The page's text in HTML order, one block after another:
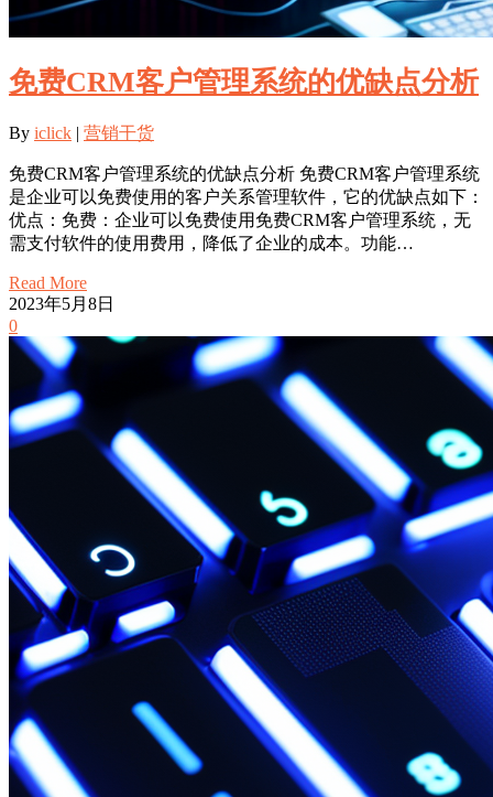
免费CRM客户管理系统的优缺点分析
By iclick | 营销干货
免费CRM客户管理系统的优缺点分析 免费CRM客户管理系统
是企业可以免费使用的客户关系管理软件，它的优缺点如下：
优点：免费：企业可以免费使用免费CRM客户管理系统，无
需支付软件的使用费用，降低了企业的成本。功能…
Read More
2023年5月8日
0